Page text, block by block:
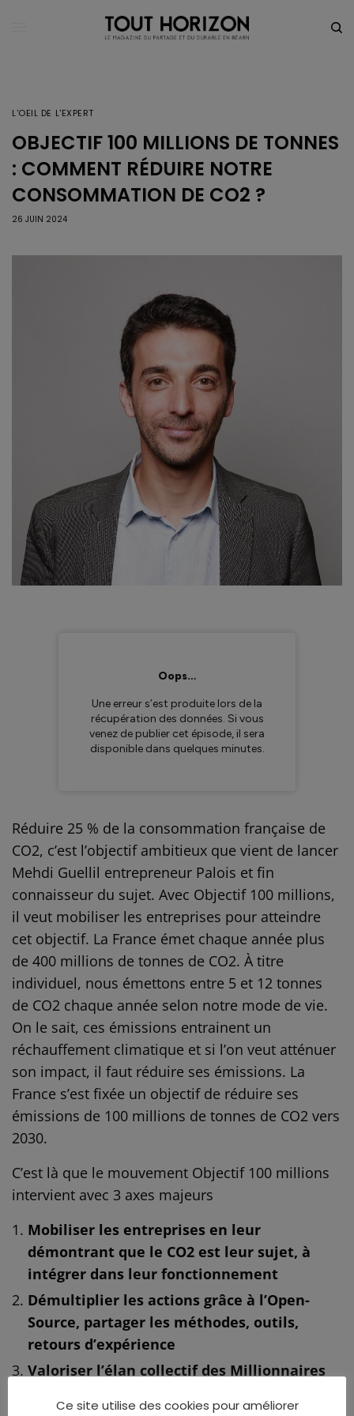
L'OEIL DE L'EXPERT
OBJECTIF 100 MILLIONS DE TONNES
: COMMENT RÉDUIRE NOTRE
CONSOMMATION DE CO2 ?
26 JUIN 2024
Réduire 25 % de la consommation française de
CO2, c’est l’objectif ambitieux que vient de lancer
Mehdi Guellil entrepreneur Palois et fin
connaisseur du sujet. Avec Objectif 100 millions,
il veut mobiliser les entreprises pour atteindre
cet objectif. La France émet chaque année plus
de 400 millions de tonnes de CO2. À titre
individuel, nous émettons entre 5 et 12 tonnes
de CO2 chaque année selon notre mode de vie.
On le sait, ces émissions entrainent un
réchauffement climatique et si l’on veut atténuer
son impact, il faut réduire ses émissions. La
France s’est fixée un objectif de réduire ses
émissions de 100 millions de tonnes de CO2 vers
2030.
C’est là que le mouvement Objectif 100 millions
intervient avec 3 axes majeurs
Mobiliser les entreprises en leur
démontrant que le CO2 est leur sujet, à
intégrer dans leur fonctionnement
Démultiplier les actions grâce à l’Open-
Source, partager les méthodes, outils,
retours d’expérience
Valoriser l’élan collectif des Millionnaires
Ce site utilise des cookies pour améliorer